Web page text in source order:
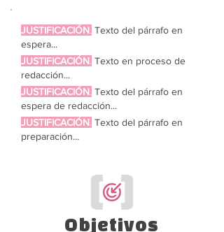
JUSTIFICACIÓN. Texto del párrafo en
espera...
JUSTIFICACIÓN. Texto en proceso de
redacción...
JUSTIFICACIÓN. Texto del párrafo en
espera de redacción...
JUSTIFICACIÓN. Texto del párrafo en
preparación...
Objetivos